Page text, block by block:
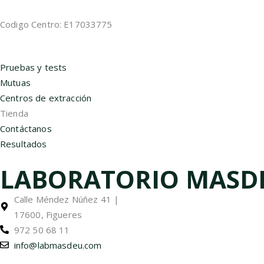
Codigo Centro: E17033775
Pruebas y tests
Mutuas
Centros de extracción
Tienda
Contáctanos
Resultados
LABORATORIO
Calle Méndez Núñez 41 |
17600, Figueres
972 50 68 11
info@labmasdeu.com